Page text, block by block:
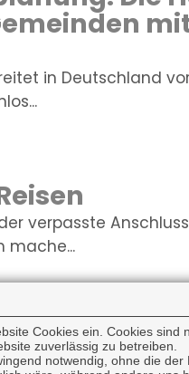
in Deutschland
verpasste
mache...
in
Cookies ein. Cookies sind
zuverlässig zu betreiben.
notwendig, ohne die der